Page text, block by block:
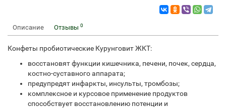
Описание Отзывы 0
Конфеты пробиотические Курунговит ЖКТ:
восстановят функции кишечника, печени, почек, сердца,
костно-суставного аппарата;
предупредят инфаркты, инсульты, тромбозы;
комплексное и курсовое применение продуктов
способствует восстановлению потенции и